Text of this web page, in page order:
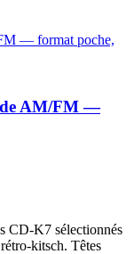
AM/FM —
CD-K7 sélectionnés
kitsch. Têtes